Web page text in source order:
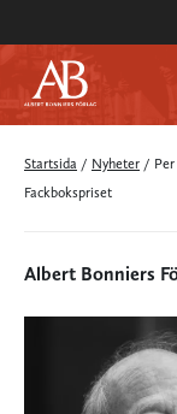
Startsida / Nyheter /
Fackbokspriset
Albert Bonniers